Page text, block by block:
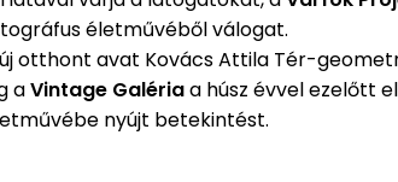
életművéből válogat.
új otthont avat Kovács Attila Tér-
aVintage Galériaa húsz évvel ezelőtt
nyújt betekintést.